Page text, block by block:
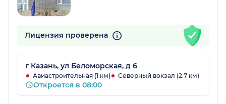
Лицензия проверена
г Казань, ул Беломорская, д 6
Авиастроительная (1 км) Северный вокзал (2.7 км)
Откроется в 08:00